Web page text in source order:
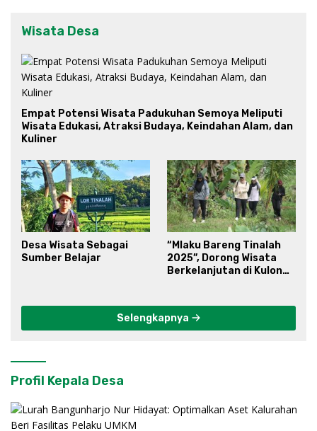
Wisata Desa
Empat Potensi Wisata Padukuhan Semoya Meliputi
Wisata Edukasi, Atraksi Budaya, Keindahan Alam, dan
Kuliner
Desa Wisata Sebagai
Sumber Belajar
“Mlaku Bareng Tinalah
2025”, Dorong Wisata
Berkelanjutan di Kulon
Selengkapnya
Profil Kepala Desa